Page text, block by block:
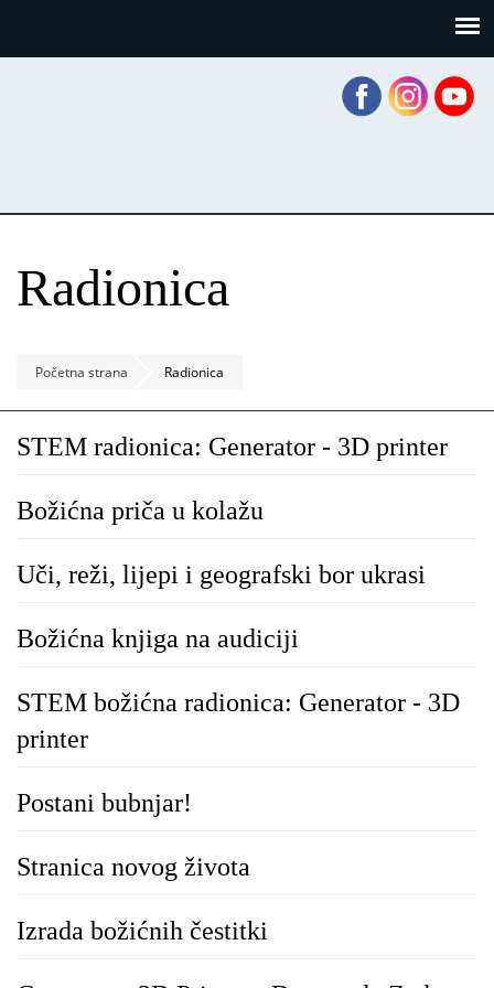
Radionica
Početna strana Radionica
STEM radionica: Generator - 3D printer
Božićna priča u kolažu
Uči, reži, lijepi i geografski bor ukrasi
Božićna knjiga na audiciji
STEM božićna radionica: Generator - 3D
printer
Postani bubnjar!
Stranica novog života
Izrada božićnih čestitki